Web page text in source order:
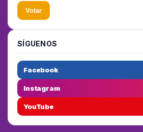
Votar
SÍGUENOS
Facebook
Instagram
YouTube